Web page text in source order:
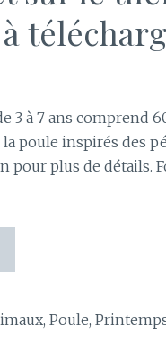
3 à 7 ans comprend
poule inspirés des
pour plus de détails.
, Poule,